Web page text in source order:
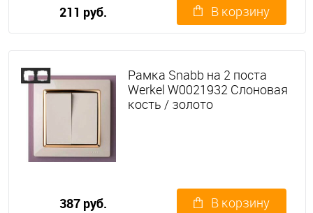
211 руб. В корзину
Рамка Snabb на 2 поста
Werkel W0021932 Слоновая
кость / золото
387 руб. В корзину